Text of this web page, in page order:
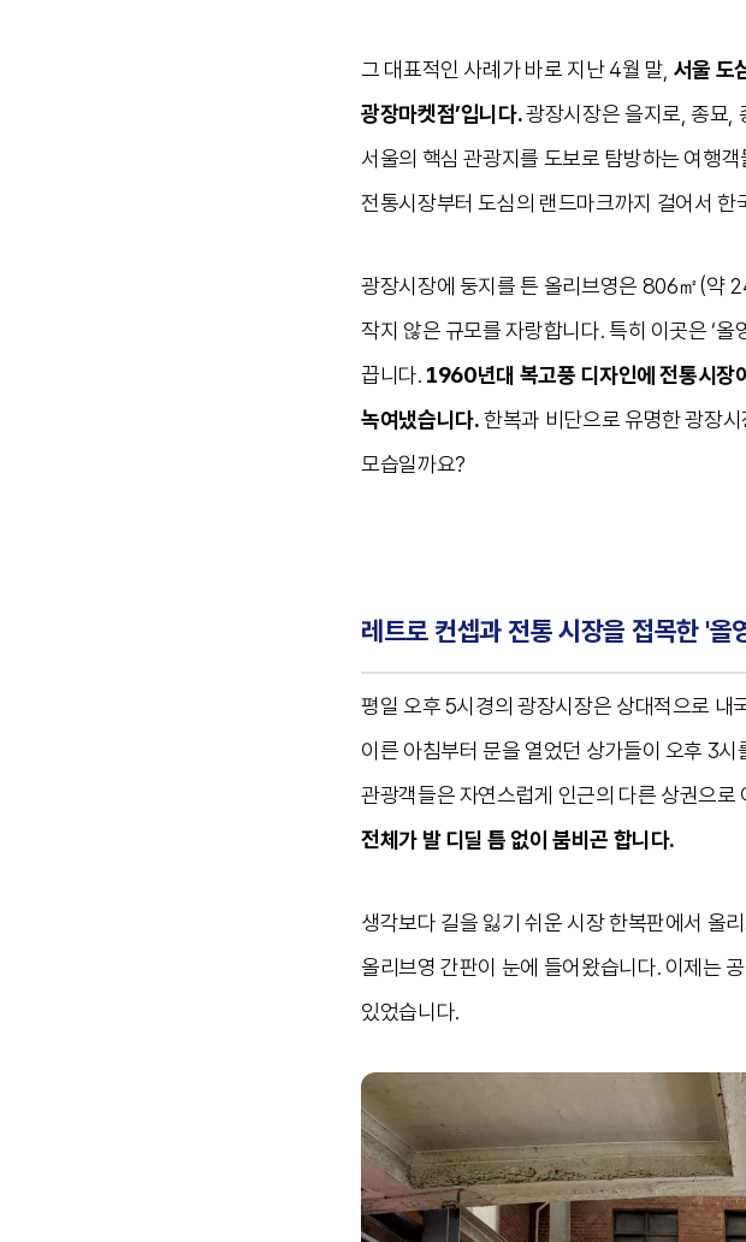
그 대표적인 사례가 바로 지난 4월 말, 서울 도
광장마켓점’입니다.광장시장은 을지로, 종묘,
서울의 핵심 관광지를 도보로 탐방하는 여행
전통시장부터 도심의 랜드마크까지 걸어서
광장시장에 둥지를 튼 올리브영은 806㎡(약
작지 않은 규모를 자랑합니다. 특히 이곳은 ‘
끕니다. 1960년대 복고풍 디자인에 전통시장
녹여냈습니다.한복과 비단으로 유명한 광장
모습일까요?
레트로 컨셉과 전통 시장을 접목한 '올
평일 오후 5시경의 광장시장은 상대적으로 내
이른 아침부터 문을 열었던 상가들이 오후 3
관광객들은 자연스럽게 인근의 다른 상권으로
전체가 발 디딜 틈 없이 붐비곤 합니다.
생각보다 길을 잃기 쉬운 시장 한복판에서 올
올리브영 간판이 눈에 들어왔습니다. 이제는
있었습니다.